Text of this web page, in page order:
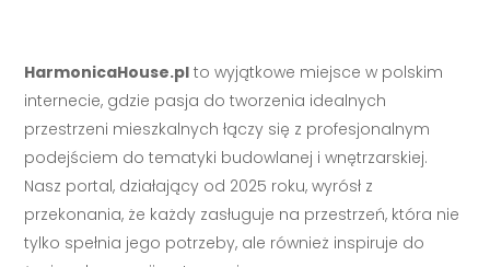
HarmonicaHouse.pl to wyjątkowe miejsce w polskim
internecie, gdzie pasja do tworzenia idealnych
przestrzeni mieszkalnych łączy się z profesjonalnym
podejściem do tematyki budowlanej i wnętrzarskiej.
Nasz portal, działający od 2025 roku, wyrósł z
przekonania, że każdy zasługuje na przestrzeń, która nie
tylko spełnia jego potrzeby, ale również inspiruje do